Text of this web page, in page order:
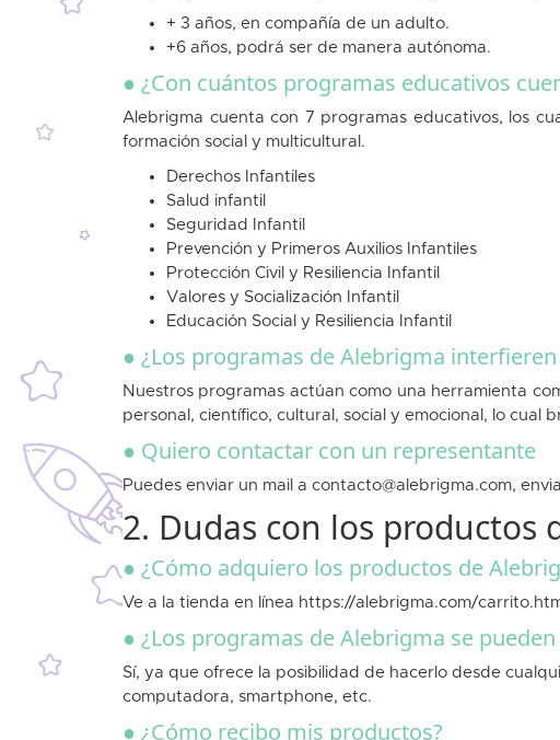
+ 3 años, en compañía de un adulto.
+6 años, podrá ser de manera autónoma.
● ¿Con cuántos programas educativos
Alebrigma cuenta con 7 programas educativos, los
formación social y multicultural.
Derechos Infantiles
Salud infantil
Seguridad Infantil
Prevención y Primeros Auxilios Infantiles
Protección Civil y Resiliencia Infantil
Valores y Socialización Infantil
Educación Social y Resiliencia Infantil
● ¿Los programas de Alebrigma
Nuestros programas actúan como una herramienta
personal, científico, cultural, social y emocional, lo
● Quiero contactar con un representante
Puedes enviar un mail a contacto@alebrigma.com,
2. Dudas con los productos
● ¿Cómo adquiero los productos de
Ve a la tienda en línea https://alebrigma.com/
● ¿Los programas de Alebrigma se
Sí, ya que ofrece la posibilidad de hacerlo desde
computadora, smartphone, etc.
● ¿Cómo recibo mis productos?